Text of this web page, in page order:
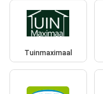
Tuinmaximaal